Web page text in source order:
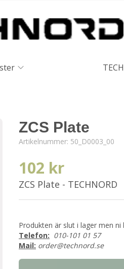
ZCS Plate
Artikelnummer: 50_D0003_00
102 kr
ZCS Plate - TECHNORD
Produkten är slut i lager men
Telefon: 010-101 01 57
Mail: order@technord.se